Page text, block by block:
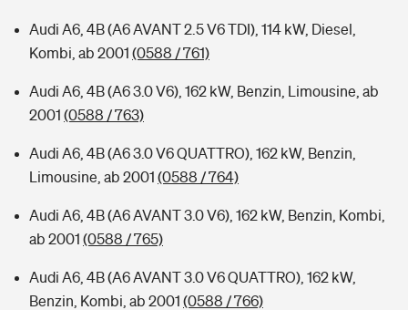
Audi A6, 4B (A6 AVANT 2.5 V6 TDI), 114 kW, Diesel,
Kombi, ab 2001 (0588 / 761)
Audi A6, 4B (A6 3.0 V6), 162 kW, Benzin, Limousine, ab
2001 (0588 / 763)
Audi A6, 4B (A6 3.0 V6 QUATTRO), 162 kW, Benzin,
Limousine, ab 2001 (0588 / 764)
Audi A6, 4B (A6 AVANT 3.0 V6), 162 kW, Benzin, Kombi,
ab 2001 (0588 / 765)
Audi A6, 4B (A6 AVANT 3.0 V6 QUATTRO), 162 kW,
Benzin, Kombi, ab 2001 (0588 / 766)